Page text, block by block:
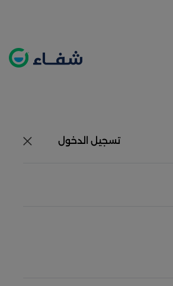
تسجيل الدخول